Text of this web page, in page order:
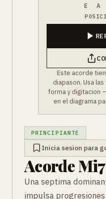
E A
Este acorde
diapason. Usa
forma y digitacion
en el diagrama
PRINCIPIANTE
Inicia sesion para
Acorde
Una septima
impulsa